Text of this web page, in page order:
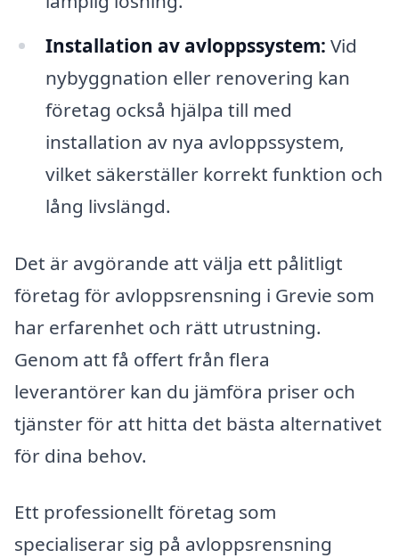
Installation av avloppssystem: Vid
nybyggnation eller renovering kan
företag också hjälpa till med
installation av nya avloppssystem,
vilket säkerställer korrekt funktion och
lång livslängd.
Det är avgörande att välja ett pålitligt
företag för avloppsrensning i Grevie som
har erfarenhet och rätt utrustning.
Genom att få offert från flera
leverantörer kan du jämföra priser och
tjänster för att hitta det bästa alternativet
för dina behov.
Ett professionellt företag som
specialiserar sig på avloppsrensning